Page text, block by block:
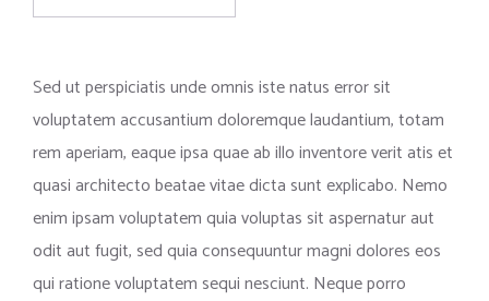
Sed ut perspiciatis unde omnis iste natus error sit
voluptatem accusantium doloremque laudantium, totam
rem aperiam, eaque ipsa quae ab illo inventore verit atis et
quasi architecto beatae vitae dicta sunt explicabo. Nemo
enim ipsam voluptatem quia voluptas sit aspernatur aut
odit aut fugit, sed quia consequuntur magni dolores eos
qui ratione voluptatem sequi nesciunt. Neque porro